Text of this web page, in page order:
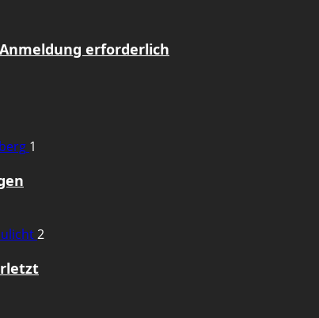
erforderlich
1
2